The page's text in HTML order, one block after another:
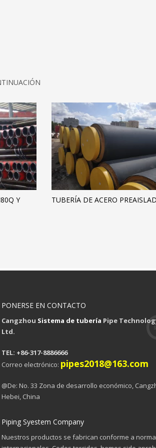
Y
TUBERÍA DE ACERO
PONERSE EN CONTACTO
Cangzhou Sistema de tubería Pipe
Ltd.
TEL: +86-317-8886666
Correo electrónico: pipes2018@163.com
@De: No. 33 Zona de desarrollo económico,
Hebei, China
Piping Syestem Company
Nuestros productos se fabrican conforme a